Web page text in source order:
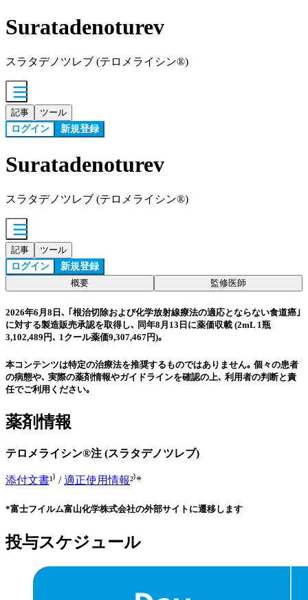
Suratadenoturev
スラタデノツレブ (テロメライシン®)
記事 ツール
ログイン 新規登録
Suratadenoturev
スラタデノツレブ (テロメライシン®)
記事 ツール
ログイン 新規登録
概要 監修医師
2026年6月8日､ ｢根治切除および化学放射線療法の適応とならない食道癌｣
に対する製造販売承認を取得し､ 同年8月13日に薬価収載 (2mL 1瓶
3,102,489円､ 1クール薬価9,307,467円)｡
本コンテンツは特定の治療法を推奨するものではありません｡ 個々の患者
の病態や､ 実際の薬剤情報やガイドラインを確認の上､ 利用者の判断と責
任でご利用ください｡
薬剤情報
テロメライシン®注 (スラタデノツレブ)
添付文書¹⁾ /適正使用情報²⁾*
*富士フイルム富山化学株式会社の外部サイトに遷移します
投与スケジュール